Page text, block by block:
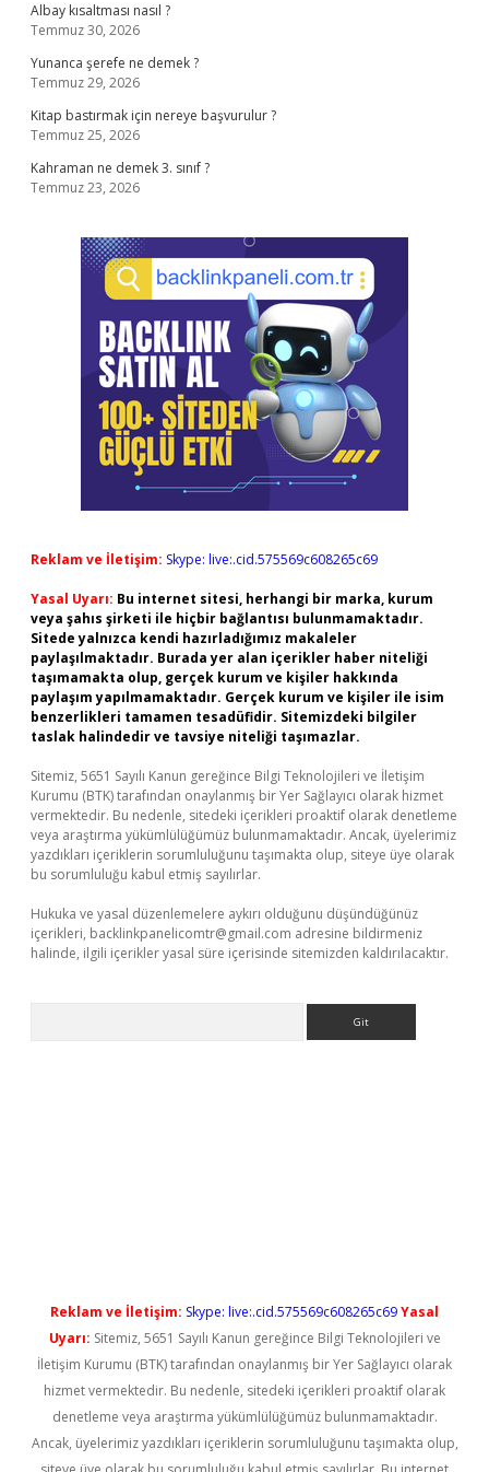
Albay kısaltması nasıl ?
Temmuz 30, 2026
Yunanca şerefe ne demek ?
Temmuz 29, 2026
Kitap bastırmak için nereye başvurulur ?
Temmuz 25, 2026
Kahraman ne demek 3. sınıf ?
Temmuz 23, 2026
Reklam ve İletişim: Skype: live:.cid.575569c608265c69
Yasal Uyarı: Bu internet sitesi, herhangi bir marka, kurum
veya şahıs şirketi ile hiçbir bağlantısı bulunmamaktadır.
Sitede yalnızca kendi hazırladığımız makaleler
paylaşılmaktadır. Burada yer alan içerikler haber niteliği
taşımamakta olup, gerçek kurum ve kişiler hakkında
paylaşım yapılmamaktadır. Gerçek kurum ve kişiler ile isim
benzerlikleri tamamen tesadüfidir. Sitemizdeki bilgiler
taslak halindedir ve tavsiye niteliği taşımazlar.
Sitemiz, 5651 Sayılı Kanun gereğince Bilgi Teknolojileri ve İletişim
Kurumu (BTK) tarafından onaylanmış bir Yer Sağlayıcı olarak hizmet
vermektedir. Bu nedenle, sitedeki içerikleri proaktif olarak denetleme
veya araştırma yükümlülüğümüz bulunmamaktadır. Ancak, üyelerimiz
yazdıkları içeriklerin sorumluluğunu taşımakta olup, siteye üye olarak
bu sorumluluğu kabul etmiş sayılırlar.
Hukuka ve yasal düzenlemelere aykırı olduğunu düşündüğünüz
içerikleri, backlinkpanelicomtr@gmail.com adresine bildirmeniz
halinde, ilgili içerikler yasal süre içerisinde sitemizden kaldırılacaktır.
Reklam ve İletişim: Skype: live:.cid.575569c608265c69Yasal
Uyarı: Sitemiz, 5651 Sayılı Kanun gereğince Bilgi Teknolojileri ve
İletişim Kurumu (BTK) tarafından onaylanmış bir Yer Sağlayıcı olarak
hizmet vermektedir. Bu nedenle, sitedeki içerikleri proaktif olarak
denetleme veya araştırma yükümlülüğümüz bulunmamaktadır.
Ancak, üyelerimiz yazdıkları içeriklerin sorumluluğunu taşımakta olup,